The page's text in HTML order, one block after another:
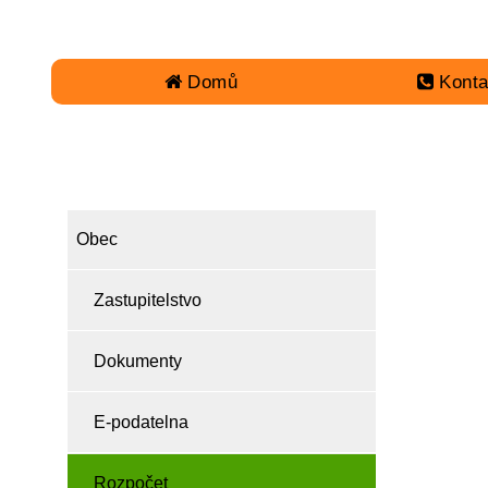
Domů
Obec
Zastupitelstvo
Dokumenty
E-podatelna
Rozpočet